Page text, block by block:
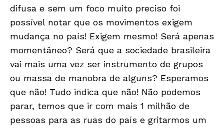
difusa e sem um foco muito preciso foi
possível notar que os movimentos exigem
mudança no país! Exigem mesmo! Será apenas
momentâneo? Será que a sociedade brasileira
vai mais uma vez ser instrumento de grupos
ou massa de manobra de alguns? Esperamos
que não! Tudo indica que não! Não podemos
parar, temos que ir com mais 1 milhão de
pessoas para as ruas do país e gritarmos um